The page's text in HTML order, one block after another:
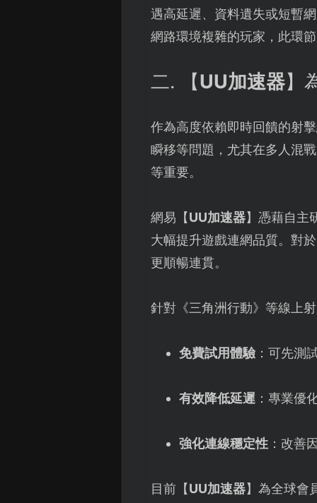
遇高延遲、資料遺失或短暫
網路環境複雜的玩家，此環
二. 【UU加速器】
作為高度依賴即時回饋的射
瞬移等問題，尤其在多人混
等重要。
網易【UU加速器】憑藉自主
大幅提升遊戲連網品質。對
更順暢連貫。
針對《三角洲行動》等線上
免費試用體驗：可先測
有效降低延遲：專業優
強化連線穩定性：改善
目前【UU加速器】為全球會